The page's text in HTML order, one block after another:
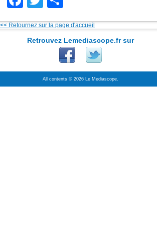
<< Retournez sur la page d'accueil
Retrouvez Lemediascope.fr sur
All contents © 2026 Le Mediascope.